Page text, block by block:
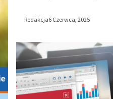
Redakcja6 Czerwca, 2025